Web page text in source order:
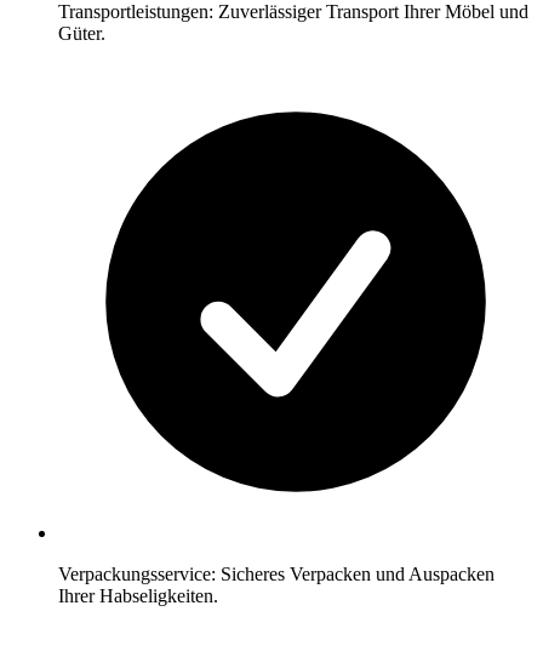
Transportleistungen: Zuverlässiger Transport Ihrer Möbel und
Güter.
Verpackungsservice: Sicheres Verpacken und Auspacken
Ihrer Habseligkeiten.